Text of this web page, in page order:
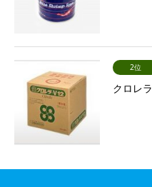
2位
クロレラ